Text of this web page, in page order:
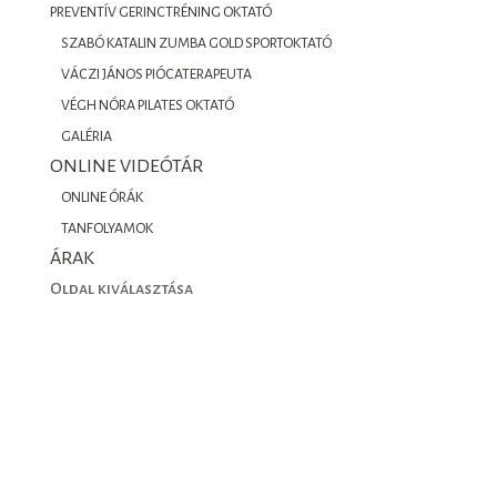
PREVENTÍV GERINCTRÉNING OKTATÓ
SZABÓ KATALIN ZUMBA GOLD SPORTOKTATÓ
VÁCZI JÁNOS PIÓCATERAPEUTA
VÉGH NÓRA PILATES OKTATÓ
GALÉRIA
ONLINE VIDEÓTÁR
ONLINE ÓRÁK
TANFOLYAMOK
ÁRAK
Oldal kiválasztása